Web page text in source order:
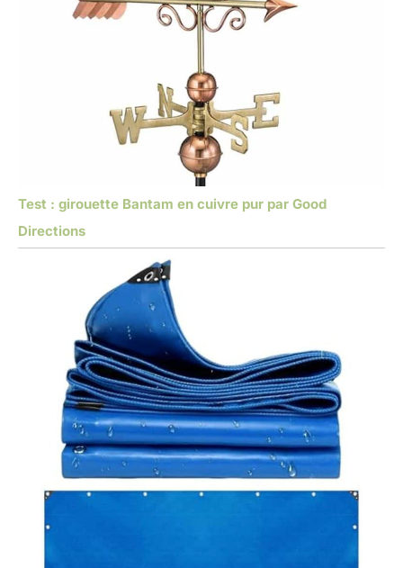
Test : girouette Bantam en cuivre pur par Good
Directions